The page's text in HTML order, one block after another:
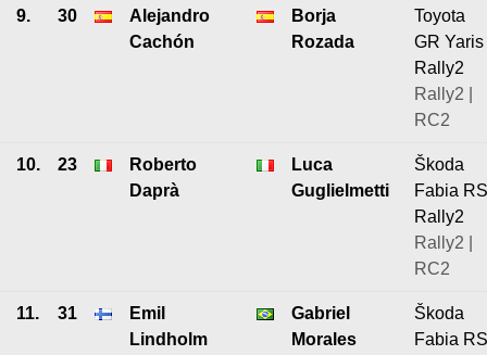
9. 30
Alejandro
Cachón
Borja
Rozada
Toyota
GR Yaris
Rally2
Rally2 |
RC2
10. 23
Roberto
Daprà
Luca
Guglielmetti
Škoda
Fabia RS
Rally2
Rally2 |
RC2
11. 31
Emil
Lindholm
Gabriel
Morales
Škoda
Fabia RS